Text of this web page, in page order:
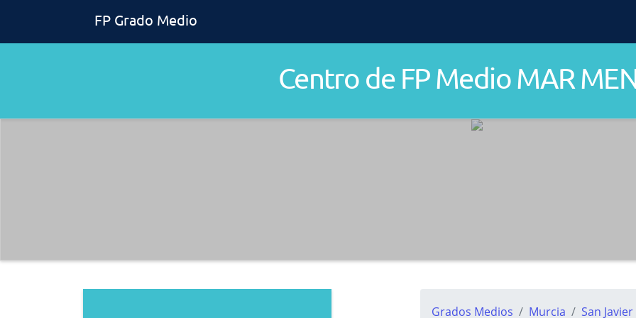
FP Grado Medio
Centro de FP Medio MAR
Grados Medios Murcia San Javier